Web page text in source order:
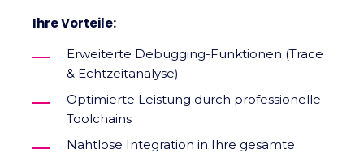
Ihre Vorteile:
Erweiterte Debugging-Funktionen (Trace
& Echtzeitanalyse)
Optimierte Leistung durch professionelle
Toolchains
Nahtlose Integration in Ihre gesamte